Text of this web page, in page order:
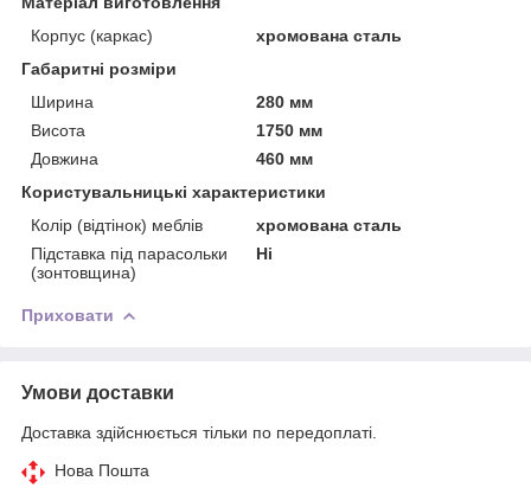
Корпус (каркас)
хромована сталь
Габаритні розміри
Ширина
280 мм
Висота
1750 мм
Довжина
460 мм
Користувальницькі характеристики
Колір (відтінок) меблів
хромована сталь
Підставка під парасольки
(зонтовщина)
Ні
Приховати
Умови доставки
Доставка здійснюється тільки по передоплаті.
Нова Пошта